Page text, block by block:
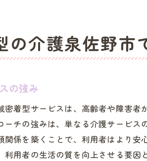
利用者の声
高品質なケ
泉佐野市の介護
ホームヘル
ガイドヘル
の介護泉佐野市
の強み
密着型サービスは、高齢者や障害者
ーチの強みは、単なる介護サービ
関係を築くことで、利用者はより
用者の生活の質を向上させる要因